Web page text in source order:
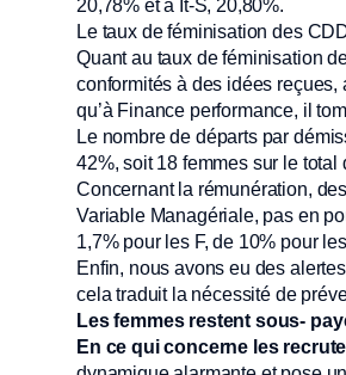
20,78% et à It-S, 20,80%.
Le taux de féminisation des
Quant au taux de féminisation
conformités à des idées
qu’à Finance performance, il
Le nombre de départs par
42%, soit 18 femmes sur le total
Concernant la rémunération,
Variable Managériale, pas en
1,7% pour les F, de 10% pour
Enfin, nous avons eu des
cela traduit la nécessité de
Les femmes restent sous-
En ce qui concerne les